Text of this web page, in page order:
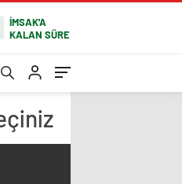
İMSAK'A
KALAN SÜRE